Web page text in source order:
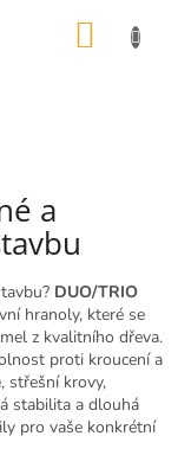
a
DUO/TRIO
hranoly, které se
z kvalitního dřeva.
proti kroucení a
střešní krovy,
stabilita a dlouhá
pro vaše konkrétní